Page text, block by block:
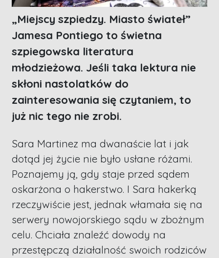
„Miejscy szpiedzy. Miasto świateł”
Jamesa Pontiego to świetna
szpiegowska literatura
młodzieżowa. Jeśli taka lektura nie
skłoni nastolatków do
zainteresowania się czytaniem, to
już nic tego nie zrobi.
Sara Martinez ma dwanaście lat i jak
dotąd jej życie nie było usłane różami.
Poznajemy ją, gdy staje przed sądem
oskarżona o hakerstwo. I Sara hakerką
rzeczywiście jest, jednak włamała się na
serwery nowojorskiego sądu w zbożnym
celu. Chciała znaleźć dowody na
przestępczą działalność swoich rodziców